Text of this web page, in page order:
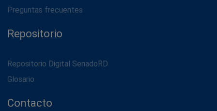
Preguntas frecuentes
Repositorio
Repositorio Digital SenadoRD
Glosario
Contacto